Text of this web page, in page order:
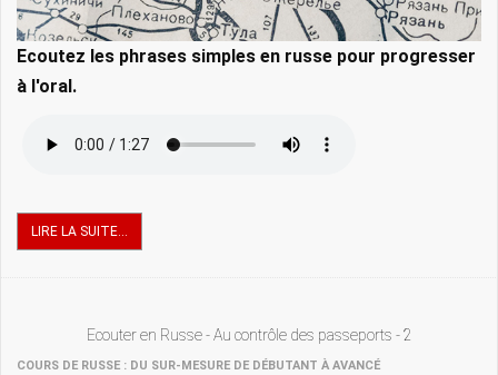
Ecoutez les phrases simples en russe pour progresser
à l'oral.
LIRE LA SUITE...
Ecouter en Russe - Au contrôle des passeports - 2
COURS DE RUSSE : DU SUR-MESURE DE DÉBUTANT À AVANCÉ